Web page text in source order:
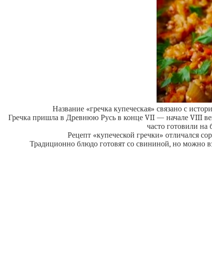
Название «гречка купеческая» связано с
Гречка пришла в Древнюю Русь в конце VII — начале VIII
часто готовили
Рецепт «купеческой гречки» отличался
Традиционно блюдо готовят со свининой, но можно